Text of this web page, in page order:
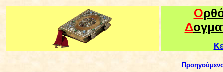
Ο
Δ